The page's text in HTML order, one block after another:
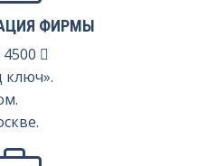
ФИРМЫ
4500